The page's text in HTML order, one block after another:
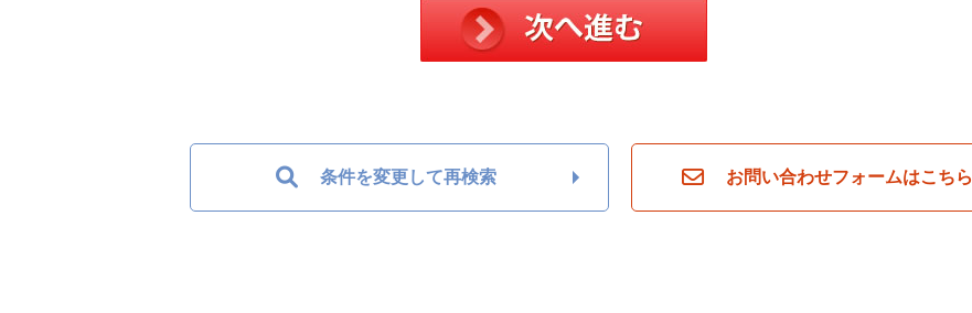
条件を変更して再検索 お問い合わせフォームはこちら